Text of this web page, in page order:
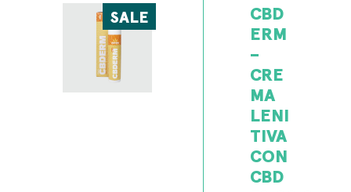
SALE
CBD
ERM
–
CRE
MA
LENI
TIVA
CON
CBD